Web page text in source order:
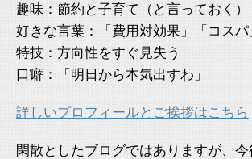
趣味：節約と子育て（と言っておく）
好きな言葉：「費用対効果」「コスパ
特技：方向性をすぐ見失う
口癖：「明日から本気出すわ」
詳しいプロフィールとご挨拶はこちら
閑散としたブログではありますが、